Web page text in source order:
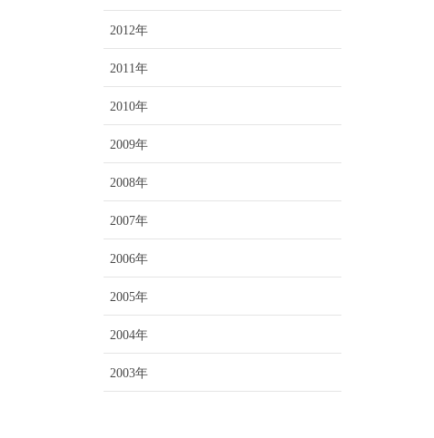
2012年
2011年
2010年
2009年
2008年
2007年
2006年
2005年
2004年
2003年